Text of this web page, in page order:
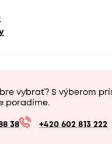
vybrať? S výberom
poradíme.
38 +420 602 813 222